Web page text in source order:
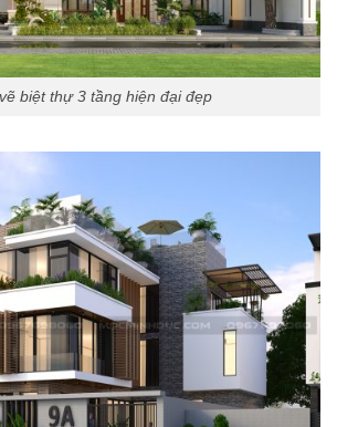
biệt thự 3 tầng hiện đại đẹp